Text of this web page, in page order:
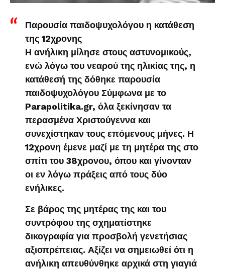
Παρουσία παιδοψυχολόγου η κατάθεση
της 12χρονης
Η ανήλικη μίλησε στους αστυνομικούς,
ενώ λόγω του νεαρού της ηλικίας της, η
κατάθεσή της δόθηκε παρουσία
παιδοψυχολόγου Σύμφωνα με το
Parapolitika.gr, όλα ξεκίνησαν τα
περασμένα Χριστούγεννα και
συνεχίστηκαν τους επόμενους μήνες. Η
12χρονη έμενε μαζί με τη μητέρα της στο
σπίτι του 38χρονου, όπου και γίνονταν
οι εν λόγω πράξεις από τους δύο
ενήλικες.
Σε βάρος της μητέρας της και του
συντρόφου της σχηματίστηκε
δικογραφία για προσβολή γενετήσιας
αξιοπρέπειας. Αξίζει να σημειωθεί ότι η
ανήλικη απευθύνθηκε αρχικά στη γιαγιά